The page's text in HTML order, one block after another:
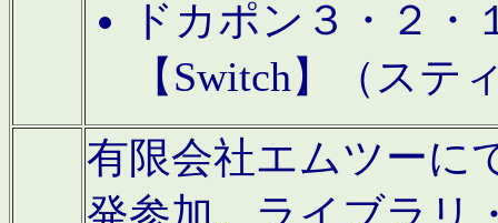
ドカポン３・２
【Switch】（ステ
有限会社エムツーに